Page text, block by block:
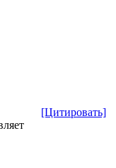
[Цитировать]